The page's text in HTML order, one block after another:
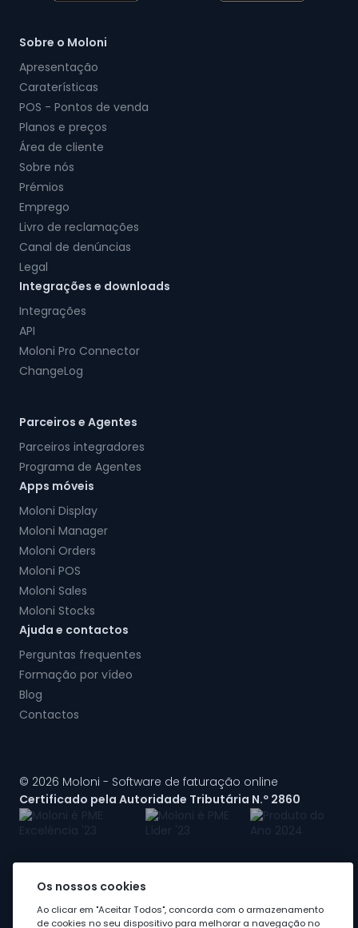
Sobre o Moloni
Apresentação
Caraterísticas
POS - Pontos de venda
Planos e preços
Área de cliente
Sobre nós
Prémios
Emprego
Livro de reclamações
Canal de denúncias
Legal
Integrações e downloads
Integrações
API
Moloni Pro Connector
ChangeLog
Parceiros e Agentes
Parceiros integradores
Programa de Agentes
Apps móveis
Moloni Display
Moloni Manager
Moloni Orders
Moloni POS
Moloni Sales
Moloni Stocks
Ajuda e contactos
Perguntas frequentes
Formação por vídeo
Blog
Contactos
© 2026 Moloni - Software de faturação online
Certificado pela Autoridade Tributária N.º 2860
A Moloni faz parte dogrupo Visma
Os nossos cookies
Ao clicar em "Aceitar Todos", concorda com o armazenamento
de cookies no seu dispositivo para melhorar a navegação no